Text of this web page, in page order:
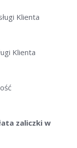
Klienta
Klienta
zaliczki w